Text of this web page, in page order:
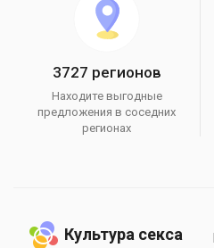
3727 регионов
Находите выгодные
предложения в соседних
регионах
Культура секса